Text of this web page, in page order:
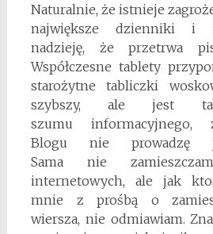
Naturalnie, że istnieje
największe dzienniki i
nadzieję, że przetrwa
Współczesne tablety
starożytne tabliczki
szybszy, ale jest
szumu informacyjnego,
Blogu nie prowadzę
Sama nie
internetowych, ale jak
mnie z prośbą o
wiersza, nie odmiawiam.